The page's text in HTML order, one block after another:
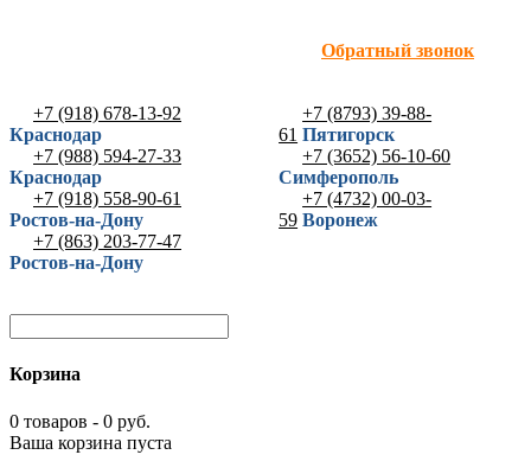
Обратный звонок
+7 (918) 678-13-92
Краснодар
+7 (988) 594-27-33
Краснодар
+7 (918) 558-90-61
Ростов-на-Дону
+7 (863) 203-77-47
Ростов-на-Дону
+7 (8793) 39-88-
61 Пятигорск
+7 (3652) 56-10-60
Симферополь
+7 (4732) 00-03-
59 Воронеж
Корзина
0 товаров - 0 руб.
Ваша корзина пуста